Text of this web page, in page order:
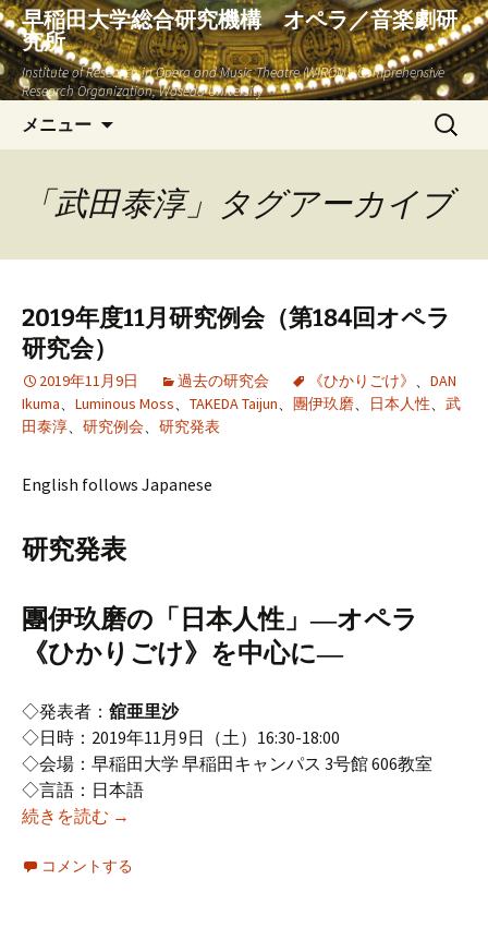
早稲田大学総合研究機構 オペラ／音楽劇研
究所
Institute of Research in Opera and Music Theatre (WIROM), Comprehensive
Research Organization, Waseda University
メニュー
ン
ツ
ッ
検
索:
「武田泰淳」タグアーカイブ
2019年度11月研究例会（第184回オペラ
研究会）
2019年11月9日 過去の研究会 《ひかりごけ》 、 DAN
Ikuma、 Luminous Moss、 TAKEDA Taijun、 團伊玖磨、 日本人性、 武
田泰淳、 研究例会、 研究発表
English follows Japanese
研究発表
團伊玖磨の「日本人性」―オペラ
《ひかりごけ》を中心に―
◇発表者： 舘亜里沙
◇日時：2019年11月9日（土）16:30-18:00
◇会場：早稲田大学 早稲田キャンパス 3号館 606教室
◇言語：日本語
続きを読む 2019年度11月研究例会（第184回オペラ研究会）
→
コメントする